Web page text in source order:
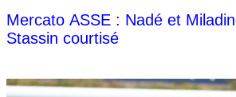
Mercato ASSE : Nadé et
Stassin courtisé